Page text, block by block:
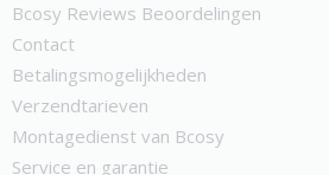
Bcosy Reviews Beoordelingen
Contact
Betalingsmogelijkheden
Verzendtarieven
Montagedienst van Bcosy
Service en garantie